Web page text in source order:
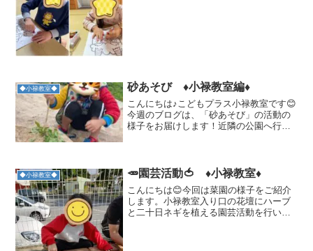
◆小禄教室◆ 砂あそび ♦小禄教室編♦
こんにちは♪こどもプラス小禄教室です😊
今週のブログは、「砂あそび」の活動の
様子をお届けします！近隣の公園へ行っ
うよ！どうしよう😅」...
◆小禄教室◆ 🥕園芸活動🍅 ♦小禄教室♦
こんにちは😊今回は菜園の様子をご紹介
します。小禄教室入り口の花壇にハーブ
と二十日ネギを植える園芸活動を行いま